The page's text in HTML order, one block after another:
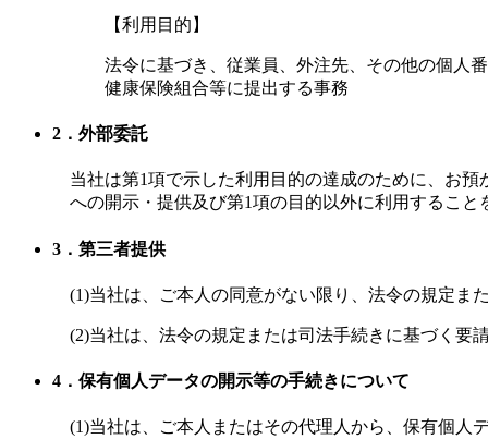
【利用目的】
法令に基づき、従業員、外注先、その他の個人
健康保険組合等に提出する事務
2．外部委託
当社は第1項で示した利用目的の達成のために、お
への開示・提供及び第1項の目的以外に利用すること
3．第三者提供
(1)当社は、ご本人の同意がない限り、法令の規定ま
(2)当社は、法令の規定または司法手続きに基づく要
4．保有個人データの開示等の手続きについて
(1)当社は、ご本人またはその代理人から、保有個人